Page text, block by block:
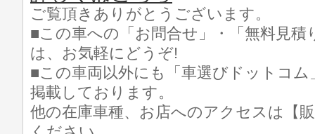
ご覧頂きありがとうございます。
■この車への「お問合せ」・「無料見積
は、お気軽にどうぞ!
■この車両以外にも「車選びドットコ
掲載しております。
他の在庫車種、お店へのアクセスは【